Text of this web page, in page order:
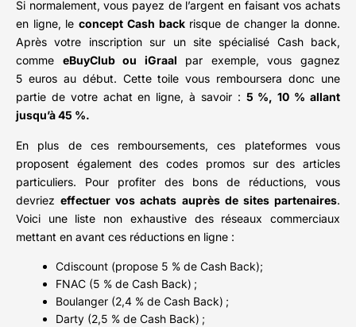
Si normalement, vous payez de l’argent en faisant vos achats
en ligne, leconcept Cash backrisque de changer la donne.
Après votre inscription sur un site spécialisé Cash back,
comme eBuyClub ou iGraal par exemple, vous gagnez
5 euros au début. Cette toile vous remboursera donc une
partie de votre achat en ligne, à savoir : 5 %, 10 % allant
jusqu’à 45 %.
En plus de ces remboursements, ces plateformes vous
proposent également des codes promos sur des articles
particuliers. Pour profiter des bons de réductions, vous
devriezeffectuer vos achats auprès de sites partenaires.
Voici une liste non exhaustive des réseaux commerciaux
mettant en avant ces réductions en ligne :
Cdiscount (propose 5 % de Cash Back);
FNAC (5 % de Cash Back) ;
Boulanger (2,4 % de Cash Back) ;
Darty (2,5 % de Cash Back) ;